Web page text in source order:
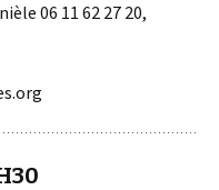
06 11 62 27 20,